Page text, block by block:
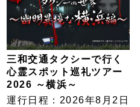
三和交通タクシーで行く
心霊スポット巡礼ツアー
2026 ～横浜～
運行日程：2026年8月2日